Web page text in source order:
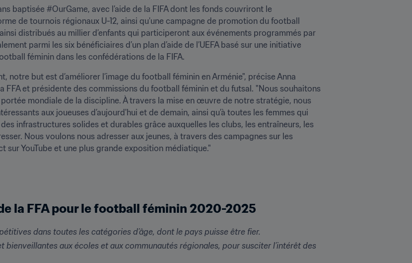
baptisée #OurGame, avec l’aide de la FIFA dont les fonds couvriront le
de tournois régionaux U-12, ainsi qu'une campagne de promotion du football
distribués au millier d’enfants qui participeront aux événements programmés par
parmi les six bénéficiaires d’un plan d’aide de l’UEFA basé sur une initiative
féminin dans les confédérations de la FIFA.
but est d’améliorer l’image du football féminin en Arménie", précise Anna
FFA et présidente des commissions du football féminin et du futsal. "Nous souhaitons
mondiale de la discipline. À travers la mise en œuvre de notre stratégie, nous
aux joueuses d’aujourd'hui et de demain, ainsi qu’à toutes les femmes qui
infrastructures solides et durables grâce auxquelles les clubs, les entraîneurs, les
Nous voulons nous adresser aux jeunes, à travers des campagnes sur les
sur YouTube et une plus grande exposition médiatique."
la FFA pour le football féminin 2020-2025
dans toutes les catégories d’âge, dont le pays puisse être fier.
aux écoles et aux communautés régionales, pour susciter l’intérêt des